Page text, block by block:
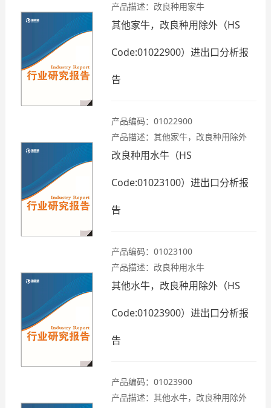
产品描述：改良种用家牛
其他家牛，改良种用除外（HS
Code:01022900）进出口分析报
告
产品编码：01022900
产品描述：其他家牛，改良种用除外
改良种用水牛（HS
Code:01023100）进出口分析报
告
产品编码：01023100
产品描述：改良种用水牛
其他水牛，改良种用除外（HS
Code:01023900）进出口分析报
告
产品编码：01023900
产品描述：其他水牛，改良种用除外